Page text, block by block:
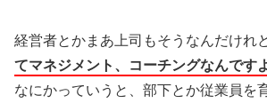
経営者とかまあ上司もそうなんだけれど
てマネジメント、コーチングなんです
なにかっていうと、部下とか従業員を